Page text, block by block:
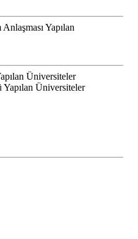
Yapılan
Üniversiteler
Üniversiteler